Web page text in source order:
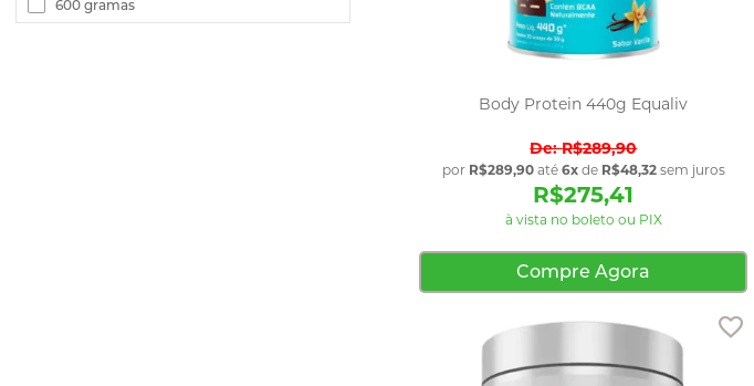
Body Protein 440g Equaliv
R$289,90
por R$289,90até 6xde R$48,32sem juros
R$275,41
à vista no boleto ou PIX
Compre Agora
Cafeína600 gramas